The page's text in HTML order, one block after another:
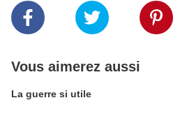
Vous aimerez aussi
La guerre si utile